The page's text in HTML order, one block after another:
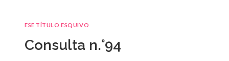
ESE TÍTULO ESQUIVO
Consulta n.°94